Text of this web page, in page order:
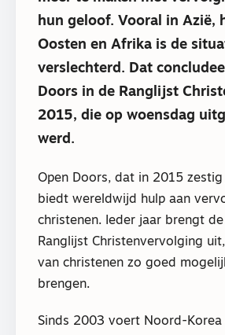
hun geloof. Vooral in Azië,
Oosten en Afrika is de
verslechterd. Dat
Doors in de Ranglijst
2015, die op woensdag
werd.
Open Doors, dat in 2015
biedt wereldwijd hulp aan
christenen. Ieder jaar brengt
Ranglijst Christenvervolging
van christenen zo goed
brengen.
Sinds 2003 voert Noord-Korea